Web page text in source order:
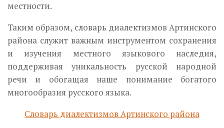
местности.
Таким образом, словарь диалектизмов Артинского
района служит важным инструментом сохранения
и изучения местного языкового наследия,
поддерживая уникальность русской народной
речи и обогащая наше понимание богатого
многообразия русского языка.
Словарь диалектизмов Артинского района